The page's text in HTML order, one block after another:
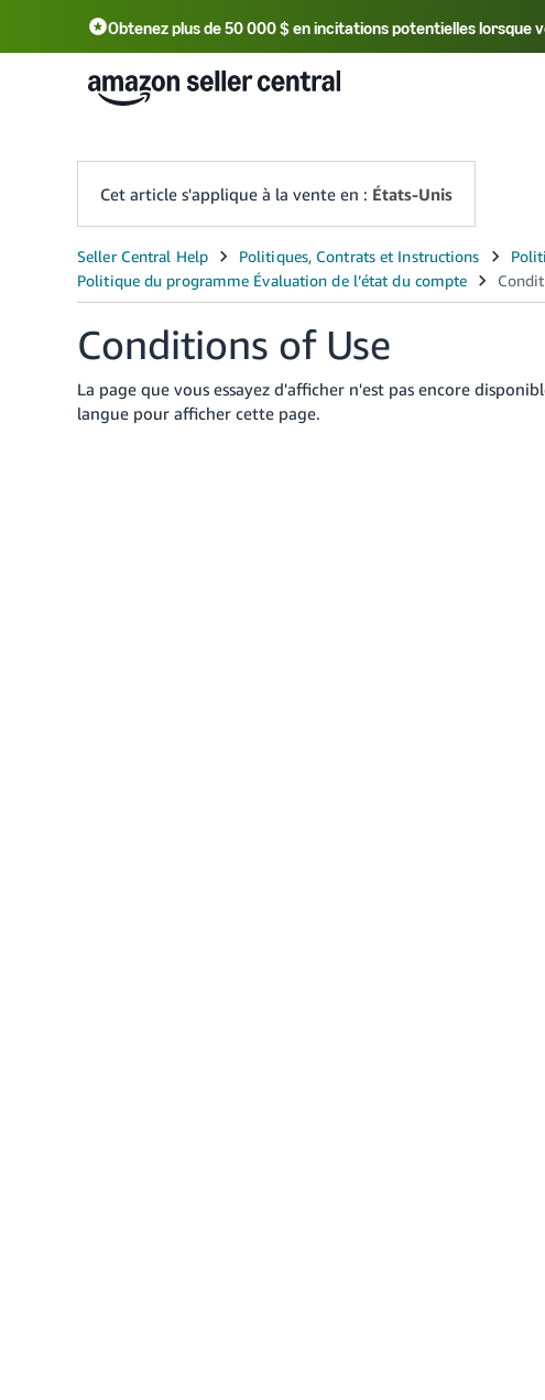
Obtenez plus de 50 000 $ en incitations potentielles lorsque
English - US 中文 - CN
Cet article s'applique à la vente en : États-Unis
Conditions of Use
La page que vous essayez d'afficher n'est pas encore
langue pour afficher cette page.